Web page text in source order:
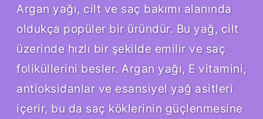
Argan yağı, cilt ve saç bakımı alanında
oldukça popüler bir üründür. Bu yağ, cilt
üzerinde hızlı bir şekilde emilir ve saç
foliküllerini besler. Argan yağı, E vitamini,
antioksidanlar ve esansiyel yağ asitleri
içerir, bu da saç köklerinin güçlenmesine